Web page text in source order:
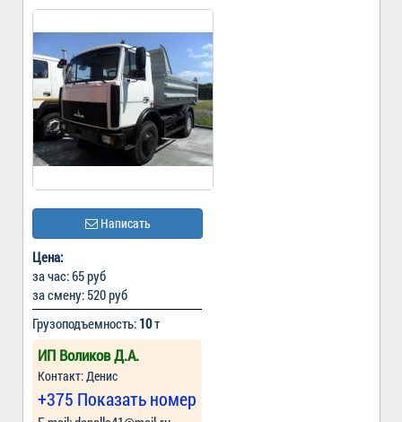
Написать
Цена:
за час: 65 руб
за смену: 520 руб
Грузоподъемность: 10т
ИП Воликов Д.А.
Контакт: Денис
+375 Показать номер